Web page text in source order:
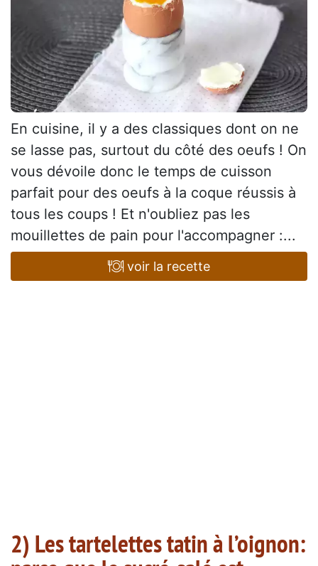
En cuisine, il y a des classiques dont on ne
se lasse pas, surtout du côté des oeufs ! On
vous dévoile donc le temps de cuisson
parfait pour des oeufs à la coque réussis à
tous les coups ! Et n'oubliez pas les
mouillettes de pain pour l'accompagner :...
voir la recette
2) Les tartelettes tatin à l’oignon: